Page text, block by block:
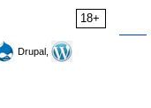
18+
Drupal,